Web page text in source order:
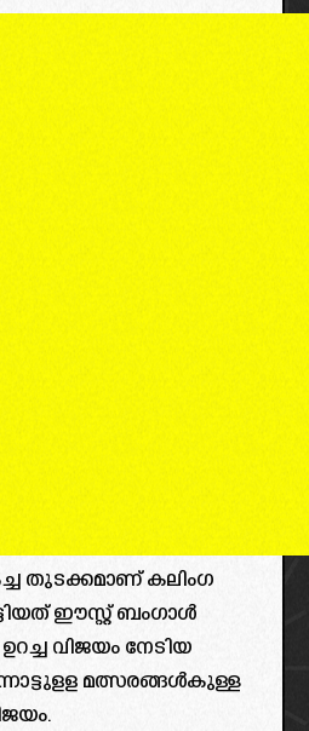
തുടക്കമാണ് കലിംഗ
ഈസ്റ്റ് ബംഗാൾ
വിജയം നേടിയ
മത്സരങ്ങൾകുള്ള